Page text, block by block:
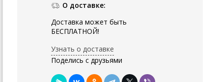
О доставке:
Доставка может быть
БЕСПЛАТНОЙ!
Узнать о доставке
Поделись с друзьями